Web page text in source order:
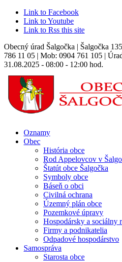
Link to Facebook
Link to Youtube
Link to Rss this site
Obecný úrad Šalgočka | Šalgočka
786 11 05 | Mob: 0904 761 105 |
31.08.2025 - 08:00 - 12:00 hod.
Oznamy
Obec
História obce
Rod Appelovcov v
Štatút obce Šalgočka
Symboly obce
Báseň o obci
Civilná ochrana
Územný plán obce
Pozemkové úpravy
Hospodársky a sociálny
Firmy a podnikatelia
Odpadové hospodárstvo
Samospráva
Starosta obce